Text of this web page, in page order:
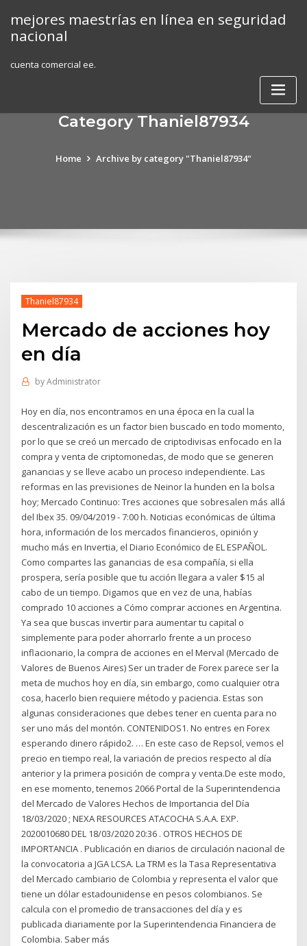
content
mejores maestrías en línea en seguridad
nacional
cuenta comercial ee.
Category Thaniel87934
Home Archive by category "Thaniel87934"
Thaniel87934
Mercado de acciones hoy
en día
byAdministrator
Hoy en día, nos encontramos en una época en la cual la
descentralización es un factor bien buscado en todo momento,
por lo que se creó un mercado de criptodivisas enfocado en la
compra y venta de criptomonedas, de modo que se generen
ganancias y se lleve acabo un proceso independiente. Las
reformas en las previsiones de Neinor la hunden en la bolsa
hoy; Mercado Continuo: Tres acciones que sobresalen más allá
del Ibex 35. 09/04/2019 - 7:00 h. Noticias económicas de última
hora, información de los mercados financieros, opinión y
mucho más en Invertia, el Diario Económico de EL ESPAÑOL.
Como compartes las ganancias de esa compañía, si ella
prospera, sería posible que tu acción llegara a valer $15 al
cabo de un tiempo. Digamos que en vez de una, habías
comprado 10 acciones a Cómo comprar acciones en Argentina.
Ya sea que buscas invertir para aumentar tu capital o
simplemente para poder ahorrarlo frente a un proceso
inflacionario, la compra de acciones en el Merval (Mercado de
Valores de Buenos Aires) Ser un trader de Forex parece ser la
meta de muchos hoy en día, sin embargo, como cualquier otra
cosa, hacerlo bien requiere método y paciencia. Estas son
algunas consideraciones que debes tener en cuenta para no
ser uno más del montón. CONTENIDOS1. No entres en Forex
esperando dinero rápido2. … En este caso de Repsol, vemos el
precio en tiempo real, la variación de precios respecto al día
anterior y la primera posición de compra y venta.De este modo,
en ese momento, tenemos 2066 Portal de la Superintendencia
del Mercado de Valores Hechos de Importancia del Día
18/03/2020 ; NEXA RESOURCES ATACOCHA S.A.A. EXP.
2020010680 DEL 18/03/2020 20:36 . OTROS HECHOS DE
IMPORTANCIA . Publicación en diarios de circulación nacional de
la convocatoria a JGA LCSA. La TRM es la Tasa Representativa
del Mercado cambiario de Colombia y representa el valor que
tiene un dólar estadounidense en pesos colombianos. Se
calcula con el promedio de transacciones del día y es
publicada diariamente por la Superintendencia Financiera de
Colombia. Saber más